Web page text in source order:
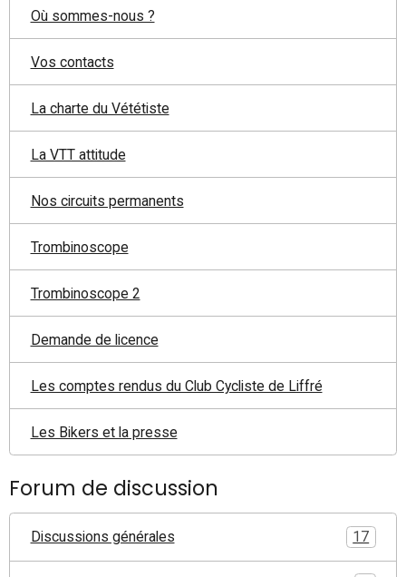
Où sommes-nous ?
Vos contacts
La charte du Vététiste
La VTT attitude
Nos circuits permanents
Trombinoscope
Trombinoscope 2
Demande de licence
Les comptes rendus du Club Cycliste de Liffré
Les Bikers et la presse
Forum de discussion
Discussions générales 17